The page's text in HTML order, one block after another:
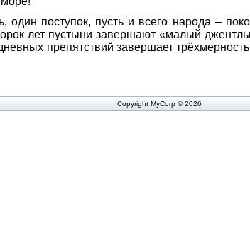
один поступок, пусть и всего народа –
лет пустыни завершают «малый
препятствий завершает
Copyright MyCorp © 2026